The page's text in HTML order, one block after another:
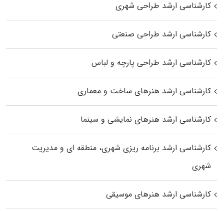
کارشناسی ارشد طراحی شهری
کارشناسی ارشد طراحی صنعتی
کارشناسی ارشد طراحی پارچه و لباس
کارشناسی ارشد هنرهای ساخت و معماری
کارشناسی ارشد هنرهای نمایشی و سینما
کارشناسی ارشد برنامه ریزی شهری، منطقه‌ ای و مدیریت
شهری
کارشناسی ارشد هنرهای موسیقی